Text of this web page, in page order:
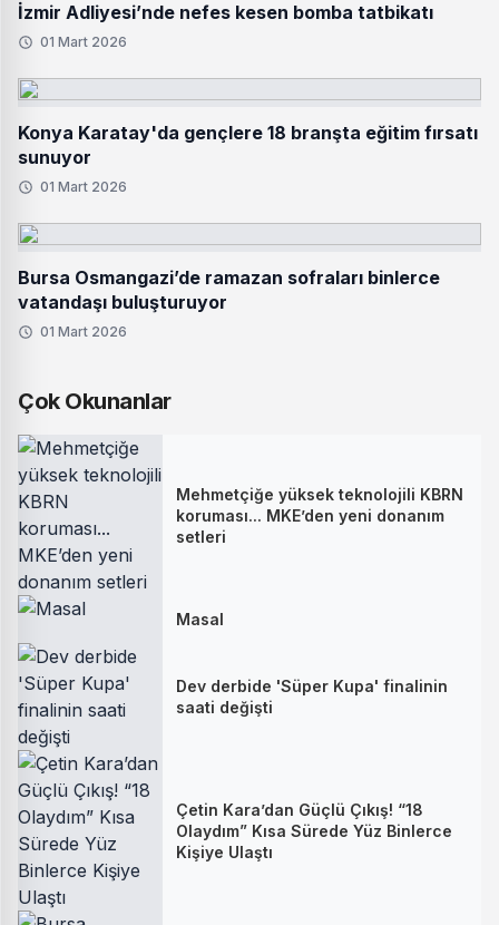
İzmir Adliyesi’nde nefes kesen bomba tatbikatı
01 Mart 2026
Konya Karatay'da gençlere 18 branşta eğitim fırsatı
sunuyor
01 Mart 2026
Bursa Osmangazi’de ramazan sofraları binlerce
vatandaşı buluşturuyor
01 Mart 2026
Çok Okunanlar
Mehmetçiğe yüksek teknolojili KBRN
koruması... MKE’den yeni donanım
setleri
Masal
Dev derbide 'Süper Kupa' finalinin
saati değişti
Çetin Kara’dan Güçlü Çıkış! “18
Olaydım” Kısa Sürede Yüz Binlerce
Kişiye Ulaştı